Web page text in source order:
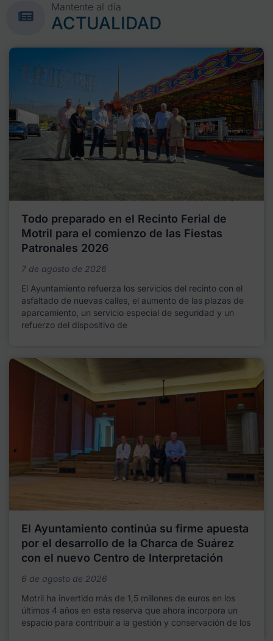
Mantente al día
ACTUALIDAD
Todo preparado en el Recinto Ferial de
Motril para el comienzo de las Fiestas
Patronales 2026
7 de agosto de 2026
El Ayuntamiento refuerza los servicios del recinto con el
asfaltado de nuevas calles, el aumento de las plazas de
aparcamiento, un servicio especial de seguridad y un
refuerzo del dispositivo de
El Ayuntamiento continúa su firme apuesta
por el desarrollo de la Charca de Suárez
con el nuevo Centro de Interpretación
6 de agosto de 2026
Motril ha invertido más de 1,5 millones de euros en los
últimos 4 años en esta reserva que ahora incorpora un
espacio para contribuir a la gestión y conservación de los